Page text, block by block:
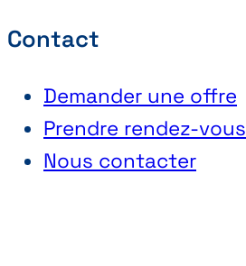
Contact
Demander une offre
Prendre rendez-vous
Nous contacter